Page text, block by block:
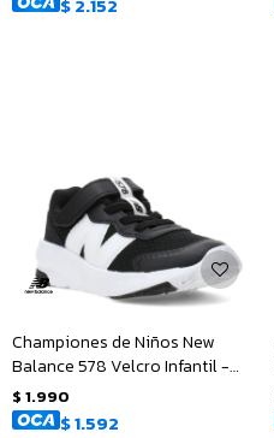
Championes de Niños New
Balance 578 Velcro Infantil -
Negro - Blanco
$ 1.990
$1.592